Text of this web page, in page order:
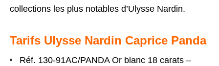
collections les plus notables d’Ulysse Nardin.
Tarifs Ulysse Nardin Caprice Panda
Réf. 130-91AC/PANDA Or blanc 18 carats –